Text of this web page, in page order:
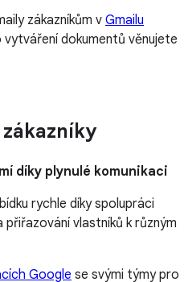
zákazníkům v Gmailu
dokumentů věnujete
díky plynulé komunikaci
rychle díky spolupráci
přiřazování vlastníků k různým
Google se svými týmy pro